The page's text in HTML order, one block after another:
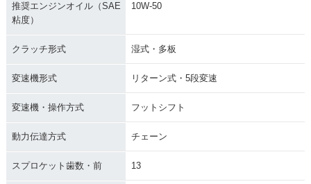
推奨エンジンオイル（SAE
粘度）
10W-50
クラッチ形式 湿式・多板
変速機形式 リターン式・5段変速
変速機・操作方式 フットシフト
動力伝達方式 チェーン
スプロケット歯数・前 13